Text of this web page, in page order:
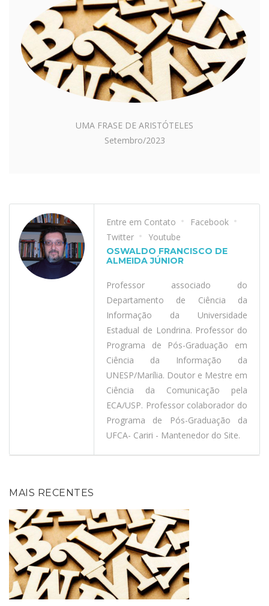
UMA FRASE DE ARISTÓTELES
Setembro/2023
Entre em Contato
Facebook
Twitter
Youtube
OSWALDO FRANCISCO DE
ALMEIDA JÚNIOR
Professor associado do
Departamento de Ciência da
Informação da Universidade
Estadual de Londrina. Professor do
Programa de Pós-Graduação em
Ciência da Informação da
UNESP/Marília. Doutor e Mestre em
Ciência da Comunicação pela
ECA/USP. Professor colaborador do
Programa de Pós-Graduação da
UFCA- Cariri - Mantenedor do Site.
MAIS RECENTES